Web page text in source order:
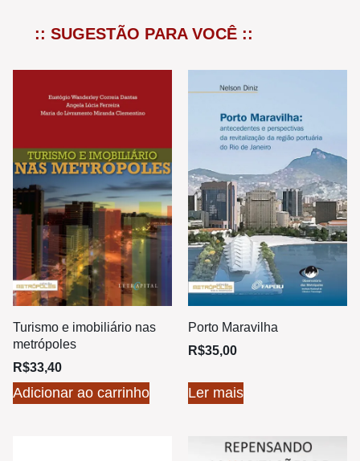
:: SUGESTÃO PARA VOCÊ ::
Turismo e imobiliário nas
metrópoles
R$33,40
Adicionar ao carrinho
Porto Maravilha
R$35,00
Ler mais